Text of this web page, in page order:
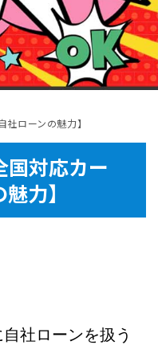
社ローンの魅力】
国対応カー
力】
社ローンを扱う